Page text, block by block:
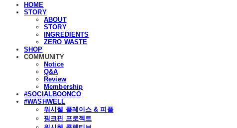
HOME
STORY
ABOUT
STORY
INGREDIENTS
ZERO WASTE
SHOP
COMMUNITY
Notice
Q&A
Review
Membership
#SOCIALBOONCO
#WASHWELL
워시웰 플레이스 & 피플
핑크핀 프로젝트